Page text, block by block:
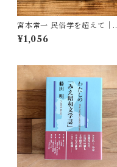
宮本常一 民俗学を超えて｜
村 哲也
¥1,056